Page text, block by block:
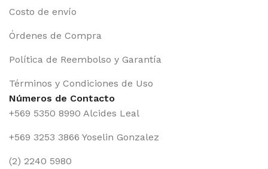
Costo de envío
Órdenes de Compra
Política de Reembolso y Garantía
Términos y Condiciones de Uso
Números de Contacto
+569 5350 8990 Alcides Leal
+569 3253 3866 Yoselin Gonzalez
(2) 2240 5980